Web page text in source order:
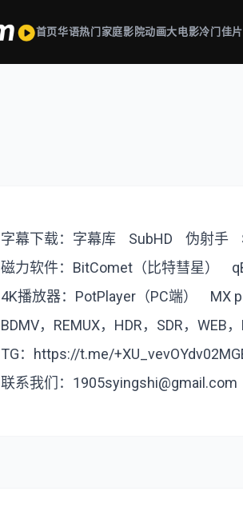
首页华语热门 家庭影院动画大电影冷门佳片
字幕下载： 字幕库 SubHD 伪射手
磁力软件： BitComet（比特彗星）
4K播放器： РotРlayer（PC端）
MX
BDMV，REMUX，HDR，SDR，WEB
TG： https://t.me/
联系我们：1905syingshi@gmail.com